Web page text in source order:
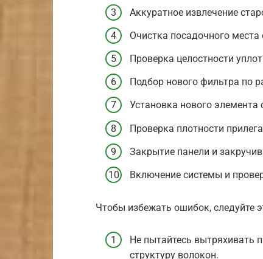
Аккуратное извлечение
Очистка посадочного
Проверка целостности
Подбор нового фильтра по
Установка нового
Проверка плотности
Закрытие панели и
Включение системы и
Чтобы избежать ошибок, следуйте
Не пытайтесь вытряхивать
структуру волокон.